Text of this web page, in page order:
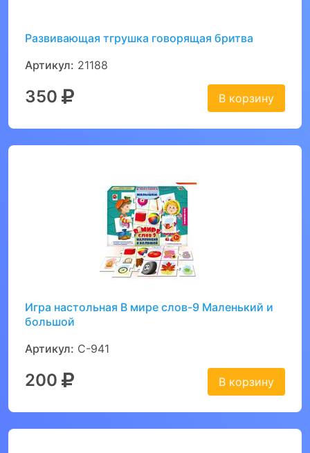
Развивающая тгрушка говорящая бритва
Артикул: 21188
350 В корзину
Игра настольная В мире слов-9 Маленький и
большой
Артикул: С-941
200 В корзину